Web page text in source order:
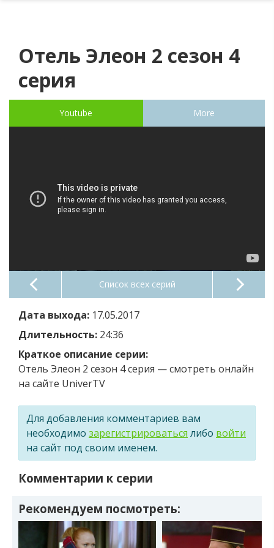
Отель Элеон 2 сезон 4
серия
Youtube More
Список всех серий
Дата выхода: 17.05.2017
Длительность: 24:36
Краткое описание серии:
Отель Элеон 2 сезон 4 серия — смотреть онлайн
на сайте UniverTV
Для добавления комментариев вам
необходимо зарегистрироваться либо войти
на сайт под своим именем.
Комментарии к серии
Рекомендуем посмотреть: